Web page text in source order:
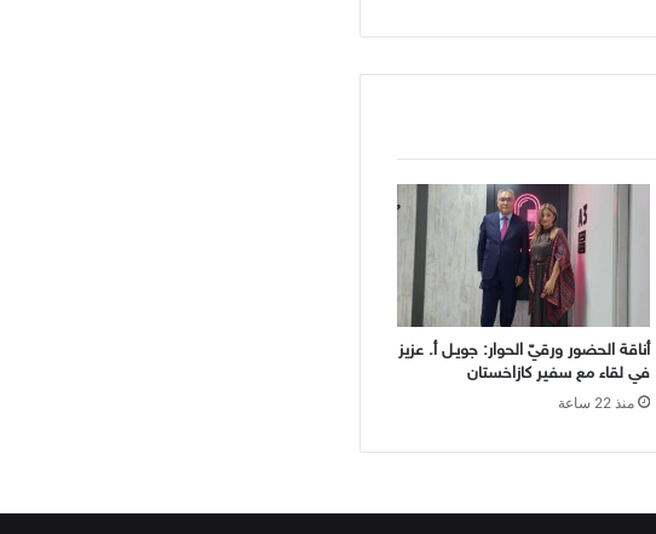
أناقة الحضور ورقيّ الحوار: جويـل أ. عزيز
في لقاء مع سفير كازاخستان
منذ 22 ساعة